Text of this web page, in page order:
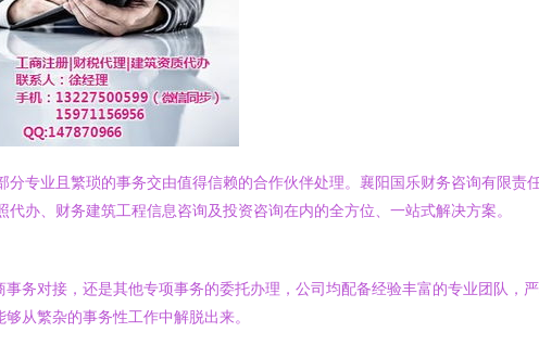
专业且繁琐的事务交由值得信赖的合作伙伴处理。襄阳国乐财务咨询有限责
办、财务建筑工程信息咨询及投资咨询在内的全方位、一站式解决方案。
务对接，还是其他专项事务的委托办理，公司均配备经验丰富的专业团队，
从繁杂的事务性工作中解脱出来。